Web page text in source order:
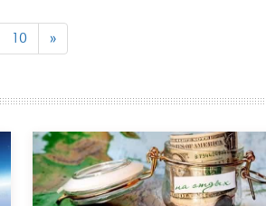
10 »